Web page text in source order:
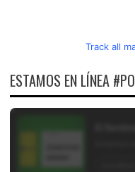
Track all
ESTAMOS EN LÍNEA